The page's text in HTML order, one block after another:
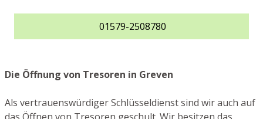
01579-2508780
Die Öffnung von Tresoren in Greven
Als vertrauenswürdiger Schlüsseldienst sind wir auch auf